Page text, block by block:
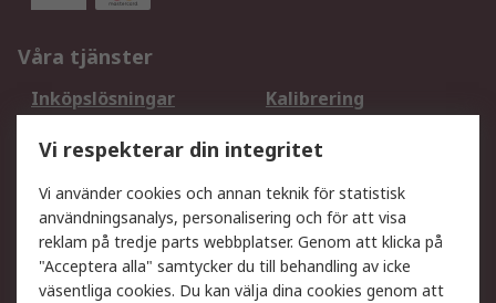
Våra tjänster
Inköpslösningar
Kalibrering
DesignSpark
Teknisk Support
Ditt lokala säljteam
Exportlösningar
Support
Få hjälp
Retur av varor
Vi respekterar din integritet
Vi använder cookies och annan teknik för statistisk
användningsanalys, personalisering och för att visa
reklam på tredje parts webbplatser. Genom att klicka på
"Acceptera alla" samtycker du till behandling av icke
väsentliga cookies. Du kan välja dina cookies genom att